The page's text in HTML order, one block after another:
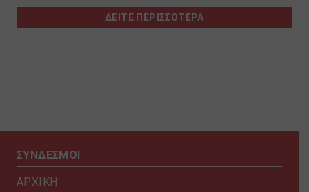
ΔΕΙΤΕ ΠΕΡΙΣΣΟΤΕΡΑ
ΣΥΝΔΕΣΜΟΙ
ΑΡΧΙΚΗ